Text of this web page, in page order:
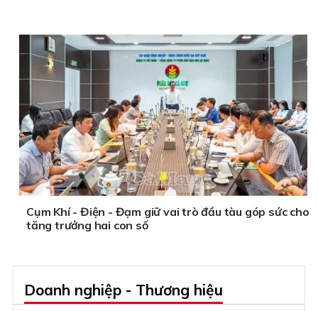
Cụm Khí - Điện - Đạm giữ vai trò đầu tàu góp sức cho
tăng trưởng hai con số
Doanh nghiệp - Thương hiệu